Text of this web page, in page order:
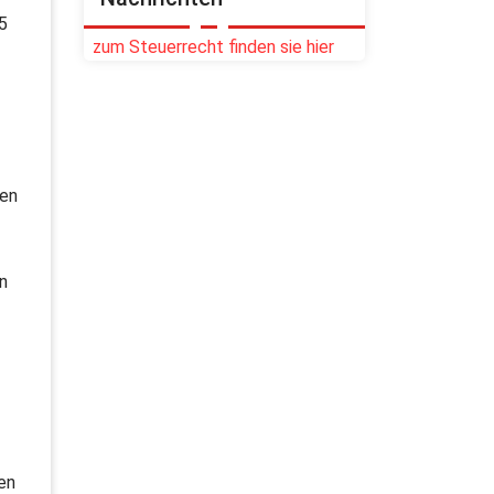
zum Steuerrecht finden sie hier